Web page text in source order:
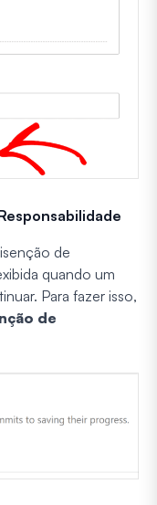
de
quando um
Para fazer isso,
de